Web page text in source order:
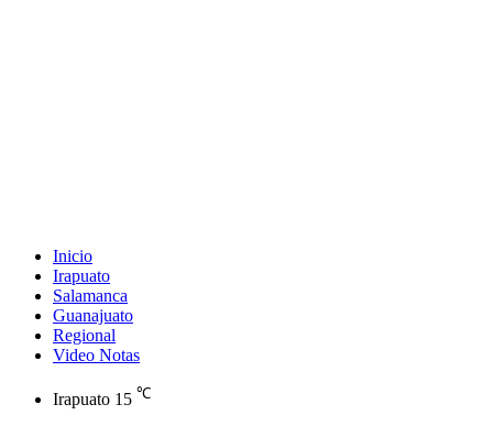
Inicio
Irapuato
Salamanca
Guanajuato
Regional
Video Notas
Irapuato 15 ℃